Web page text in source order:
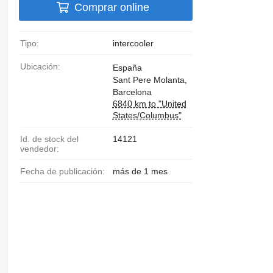
Comprar online
Tipo: intercooler
Ubicación:
España
Sant Pere Molanta,
Barcelona
6840 km to "United
States/Columbus"
Id. de stock del
vendedor:
14121
Fecha de publicación: más de 1 mes